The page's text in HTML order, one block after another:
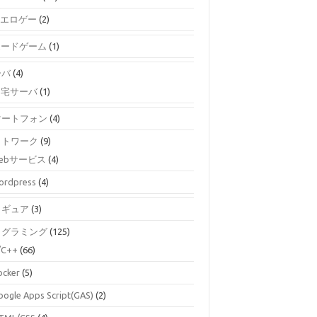
エロゲー (2)
ドゲーム (1)
(4)
サーバ (1)
ートフォン (4)
ワーク (9)
サービス (4)
(4)
ュア (3)
グラミング (125)
(66)
(5)
Apps Script(GAS) (2)